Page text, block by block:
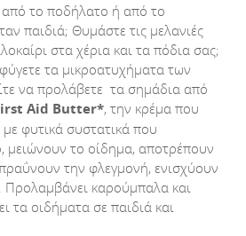
το ποδήλατο ή από το
παιδιά; Θυμάστε τις μελανιές
στα χέρια και τα πόδια σας;
τα μικροατυχήματα των
να προλάβετε τα σημάδια από
Aid Butter*, την κρέμα που
φυτικά συστατικά που
μειώνουν το οίδημα, αποτρέπουν
την φλεγμονή, ενισχύουν
Προλαμβάνει καρούμπαλα και
τα οιδήματα σε παιδιά και